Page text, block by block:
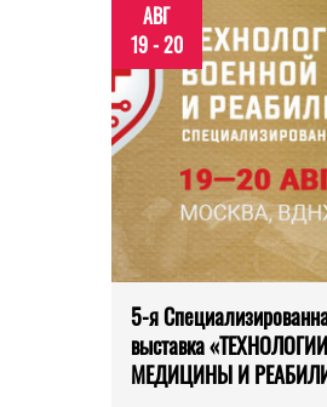
АВГ
19 - 20
5-я
выставка
МЕДИЦИНЫ И